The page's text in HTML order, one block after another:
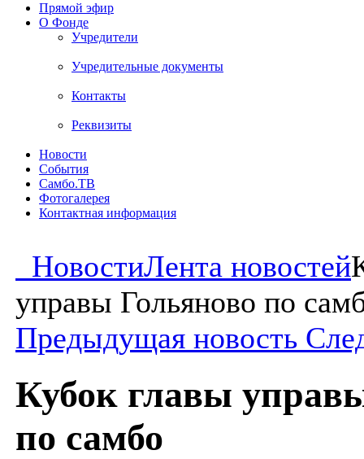
Прямой эфир
О Фонде
Учредители
Учредительные документы
Контакты
Реквизиты
Новости
События
Самбо.ТВ
Фотогалерея
Контактная информация
НовостиЛента новостей
управы Гольяново по
Предыдущая новость
Кубок главы
по самбо